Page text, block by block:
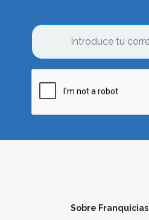
Sobre Franquicias